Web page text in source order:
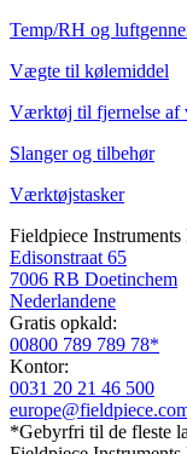
Temp/RH og
Vægte til kølemiddel
Værktøj til fjernelse af
Slanger og tilbehør
Værktøjstasker
Fieldpiece Instruments
Edisonstraat 65
7006 RB Doetinchem
Nederlandene
Gratis opkald:
00800 789 789 78*
Kontor:
0031 20 21 46 500
*Gebyrfri til de fleste